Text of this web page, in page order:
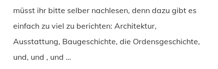
müsst ihr bitte selber nachlesen, denn dazu gibt es
einfach zu viel zu berichten: Architektur,
Ausstattung, Baugeschichte, die Ordensgeschichte,
und, und , und …